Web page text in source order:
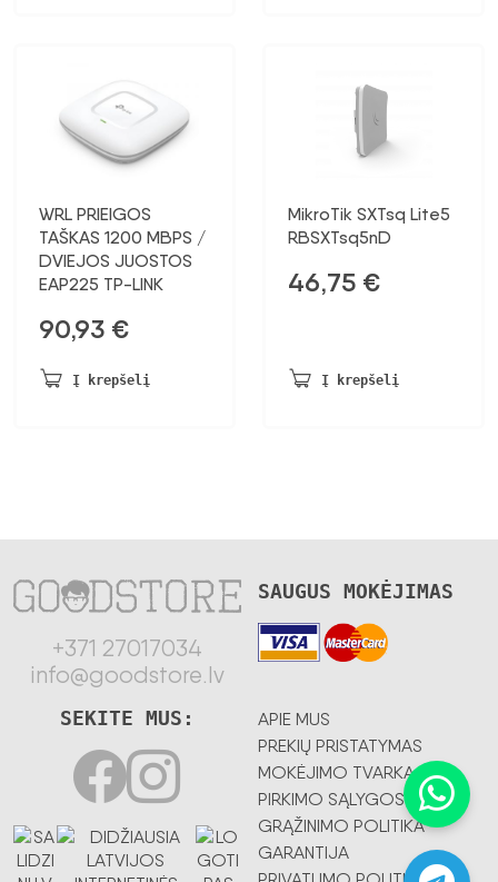
WRL PRIEIGOS
TAŠKAS 1200 MBPS /
DVIEJOS JUOSTOS
EAP225 TP-LINK
90,93 €
Į krepšelį
MikroTik SXTsq Lite5
RBSXTsq5nD
46,75 €
Į krepšelį
+371 27017034
info@goodstore.lv
SAUGUS MOKĖJIMAS
APIE MUS
PREKIŲ PRISTATYMAS
MOKĖJIMO TVARKA
PIRKIMO SĄLYGOS
GRĄŽINIMO POLITIKA
GARANTIJA
SEKITE MUS: